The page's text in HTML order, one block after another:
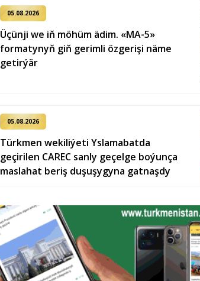
05.08.2026
Üçünji we iň möhüm ädim. «MA-5»
formatynyň giň gerimli özgerişi näme
getirýär
05.08.2026
Türkmen wekiliýeti Yslamabatda
geçirilen CAREC sanly geçelge boýunça
maslahat beriş duşuşygyna gatnaşdy